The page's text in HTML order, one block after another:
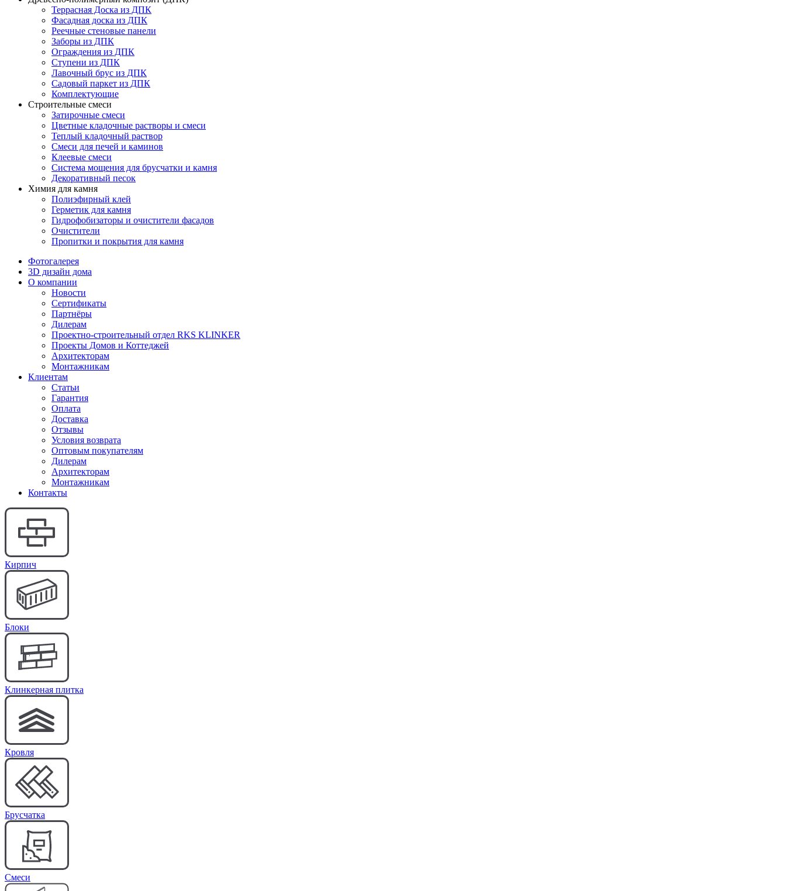
Террасная Доска из ДПК
Фасадная доска из ДПК
Реечные стеновые панели
Заборы из ДПК
Ограждения из ДПК
Ступени из ДПК
Лавочный брус из ДПК
Садовый паркет из ДПК
Комплектующие
Строительные смеси
Затирочные смеси
Цветные кладочные растворы и смеси
Теплый кладочный раствор
Смеси для печей и каминов
Клеевые смеси
Система мощения для брусчатки и камня
Декоративный песок
Химия для камня
Полиэфирный клей
Герметик для камня
Гидрофобизаторы и очистители фасадов
Очистители
Пропитки и покрытия для камня
Фотогалерея
3D дизайн дома
О компании
Новости
Сертификаты
Партнёры
Дилерам
Проектно-строительный отдел RKS KLINKER
Проекты Домов и Коттеджей
Архитекторам
Монтажникам
Клиентам
Статьи
Гарантия
Оплата
Доставка
Отзывы
Условия возврата
Оптовым покупателям
Дилерам
Архитекторам
Монтажникам
Контакты
Кирпич
Блоки
Клинкерная плитка
Кровля
Брусчатка
Cмеси